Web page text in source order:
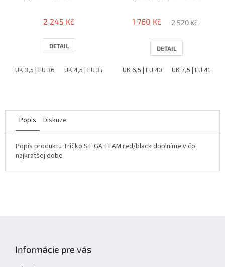
2 245 Kč
DETAIL
UK 3,5 | EU 36 UK 4,5 | EU 37 UK 5 | EU 38 UK 6 | EU 39 UK 6,5 |
1 760 Kč 2 520 Kč
DETAIL
UK 6,5 | EU 40 UK 7,5 | EU 41
Popis Diskuze
Popis produktu Tričko STIGA TEAM red/black doplníme v čo
najkratšej dobe
Informácie pre vás